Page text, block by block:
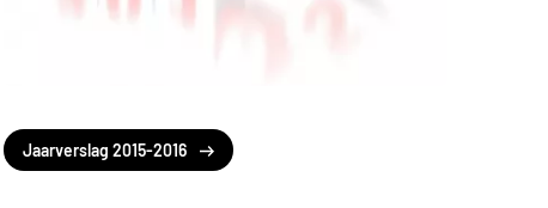
Jaarverslag 2015-2016